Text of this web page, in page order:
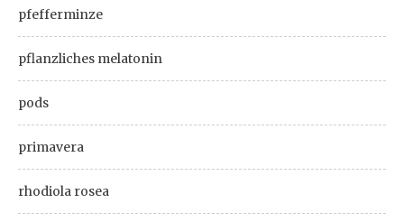
pfefferminze
pflanzliches melatonin
pods
primavera
rhodiola rosea